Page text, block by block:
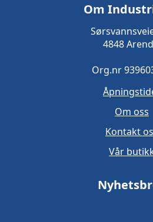
Om
4848
Org.nr
Om oss
Kontakt
Vår